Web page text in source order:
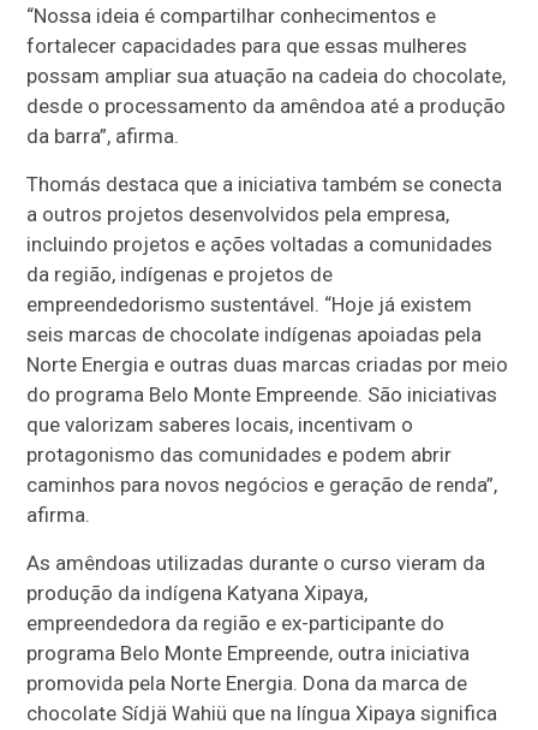
“Nossa ideia é compartilhar conhecimentos e
fortalecer capacidades para que essas mulheres
possam ampliar sua atuação na cadeia do chocolate,
desde o processamento da amêndoa até a produção
da barra”, afirma.
Thomás destaca que a iniciativa também se conecta
a outros projetos desenvolvidos pela empresa,
incluindo projetos e ações voltadas a comunidades
da região, indígenas e projetos de
empreendedorismo sustentável. “Hoje já existem
seis marcas de chocolate indígenas apoiadas pela
Norte Energia e outras duas marcas criadas por meio
do programa Belo Monte Empreende. São iniciativas
que valorizam saberes locais, incentivam o
protagonismo das comunidades e podem abrir
caminhos para novos negócios e geração de renda”,
afirma.
As amêndoas utilizadas durante o curso vieram da
produção da indígena Katyana Xipaya,
empreendedora da região e ex-participante do
programa Belo Monte Empreende, outra iniciativa
promovida pela Norte Energia. Dona da marca de
chocolate Sídjä Wahiü que na língua Xipaya significa